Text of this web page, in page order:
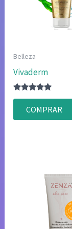
Belleza
Vivaderm
Valorado
4.80
de 5
COMPRAR